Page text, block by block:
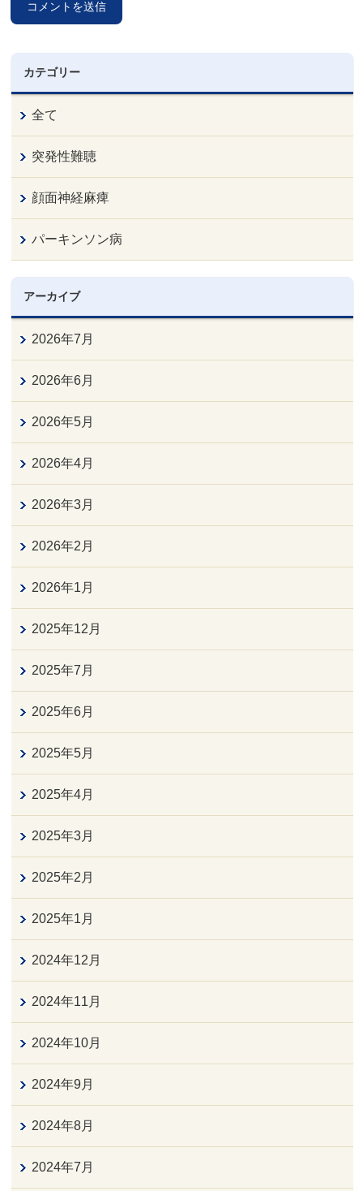
カテゴリー
全て
突発性難聴
顔面神経麻痺
パーキンソン病
アーカイブ
2026年7月
2026年6月
2026年5月
2026年4月
2026年3月
2026年2月
2026年1月
2025年12月
2025年7月
2025年6月
2025年5月
2025年4月
2025年3月
2025年2月
2025年1月
2024年12月
2024年11月
2024年10月
2024年9月
2024年8月
2024年7月